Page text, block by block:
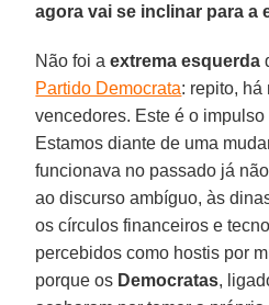
agora vai se inclinar para a
Não foi aextrema esquerda
Partido Democrata: repito, há
vencedores. Este é o
Estamos diante de uma
funcionava no passado já
ao discurso ambíguo, às
os círculos financeiros e
percebidos como hostis por
porque os Democratas,